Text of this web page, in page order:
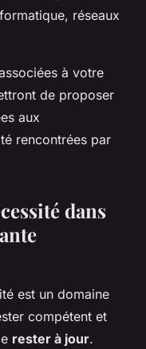
réseaux
à votre
de proposer
aux
rencontrées par
dans
est un domaine
compétent et
rester à jour.